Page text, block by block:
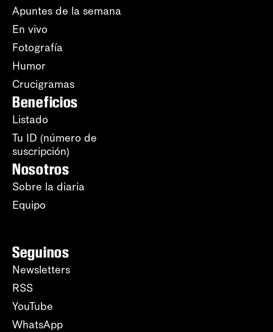
Apuntes de la semana
En vivo
Fotografía
Humor
Crucigramas
Beneficios
Listado
Tu ID (número de
suscripción)
Nosotros
Sobre la diaria
Equipo
Seguinos
Newsletters
RSS
YouTube
WhatsApp